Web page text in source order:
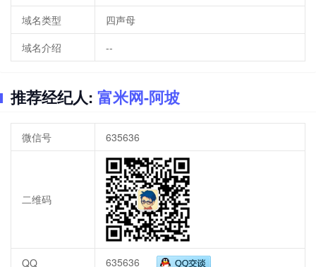
域名类型
四声母
域名介绍
--
推荐经纪人: 富米网-阿坡
微信号 635636
二维码
QQ 635636